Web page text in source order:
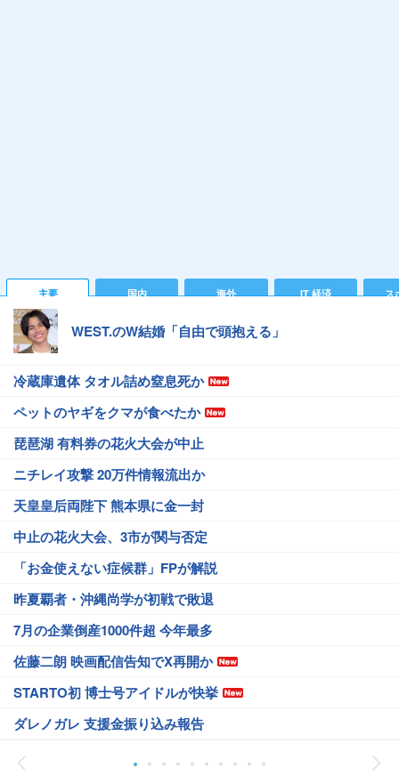
主要 国内 海外 IT 経済 ス
WEST.のW結婚「自由で頭抱える」
冷蔵庫遺体 タオル詰め窒息死か
ペットのヤギをクマが食べたか
琵琶湖 有料券の花火大会が中止
ニチレイ攻撃 20万件情報流出か
天皇皇后両陛下 熊本県に金一封
中止の花火大会、3市が関与否定
「お金使えない症候群」FPが解説
昨夏覇者・沖縄尚学が初戦で敗退
7月の企業倒産1000件超 今年最多
佐藤二朗 映画配信告知でX再開か
STARTO初 博士号アイドルが快挙
ダレノガレ 支援金振り込み報告